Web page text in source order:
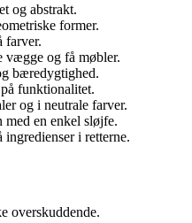
og abstrakt.
former.
farver.
vægge og få møbler.
bæredygtighed.
funktionalitet.
og i neutrale farver.
en enkel sløjfe.
i retterne.
overskuddende.